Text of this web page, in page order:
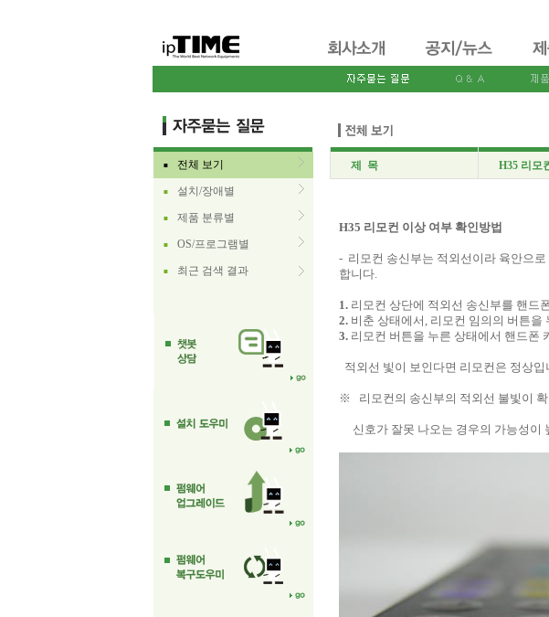
■ 전체 보기
■ 설치/장애별
■ 제품 분류별
■ OS/프로그램별
■ 최근 검색 결과
제 목 H35 리모
H35 리모컨 이상 여부 확인방법
- 리모컨 송신부는 적외선이라 육안으
합니다.
1. 리모컨 상단에 적외선 송신부를 핸드
2. 비춘 상태에서, 리모컨 임의의 버튼을
3. 리모컨 버튼을 누른 상태에서 핸드폰
적외선 빛이 보인다면 리모컨은 정상입
※ 리모컨의 송신부의 적외선 불빛이
신호가 잘못 나오는 경우의 가능성이